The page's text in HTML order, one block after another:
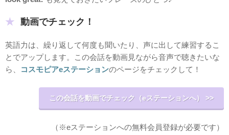
動画でチェック！
英語力は、繰り返して何度も聞いたり、声に出して練習するこ
とでアップします。この会話を動画見ながら音声で聴きたいな
ら、
コスモピアeステーションのページをチェックして！
この会話を動画でチェック（eステーションへ） >>
（※eステーションへの無料会員登録が必要です）